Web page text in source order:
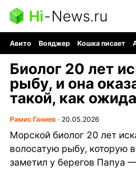
Hi-News.ru
Авито Вояджер Кошка писает
Биолог 20 лет
рыбу, и она
такой, как
Рамис Ганиев ∙ 20.05.2026
Морской биолог 20 лет
волосатую рыбу, которую
заметил у берегов Папуа